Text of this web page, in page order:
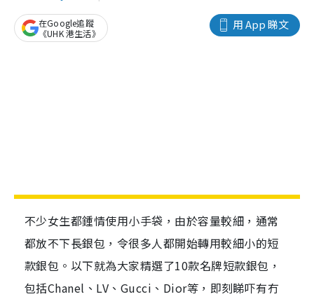
用 App 睇文
在Google追蹤
《UHK 港生活》
不少女生都鍾情使用小手袋，由於容量較細，通常
都放不下長銀包，令很多人都開始轉用較細小的短
款銀包。以下就為大家精選了10款名牌短款銀包，
包括Chanel、LV、Gucci、Dior等，即刻睇吓有冇